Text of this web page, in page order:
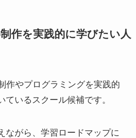
作を実践的に学びたい人
作やプログラミングを実践的
ているスクール候補です。
ながら、学習ロードマップに